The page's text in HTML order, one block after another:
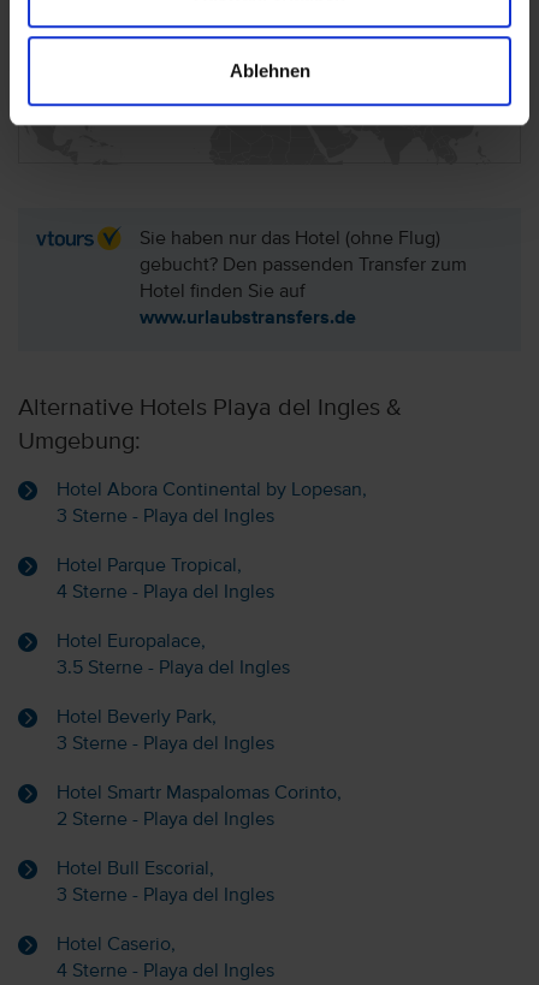
Ablehnen
Hotel auf der Karte anzeigen
Sie haben nur das Hotel (ohne Flug)
gebucht? Den passenden Transfer zum
Hotel finden Sie auf
www.urlaubstransfers.de
Alternative Hotels Playa del Ingles &
Umgebung:
Hotel Abora Continental by Lopesan,
3 Sterne - Playa del Ingles
Hotel Parque Tropical,
4 Sterne - Playa del Ingles
Hotel Europalace,
3.5 Sterne - Playa del Ingles
Hotel Beverly Park,
3 Sterne - Playa del Ingles
Hotel Smartr Maspalomas Corinto,
2 Sterne - Playa del Ingles
Hotel Bull Escorial,
3 Sterne - Playa del Ingles
Hotel Caserio,
4 Sterne - Playa del Ingles